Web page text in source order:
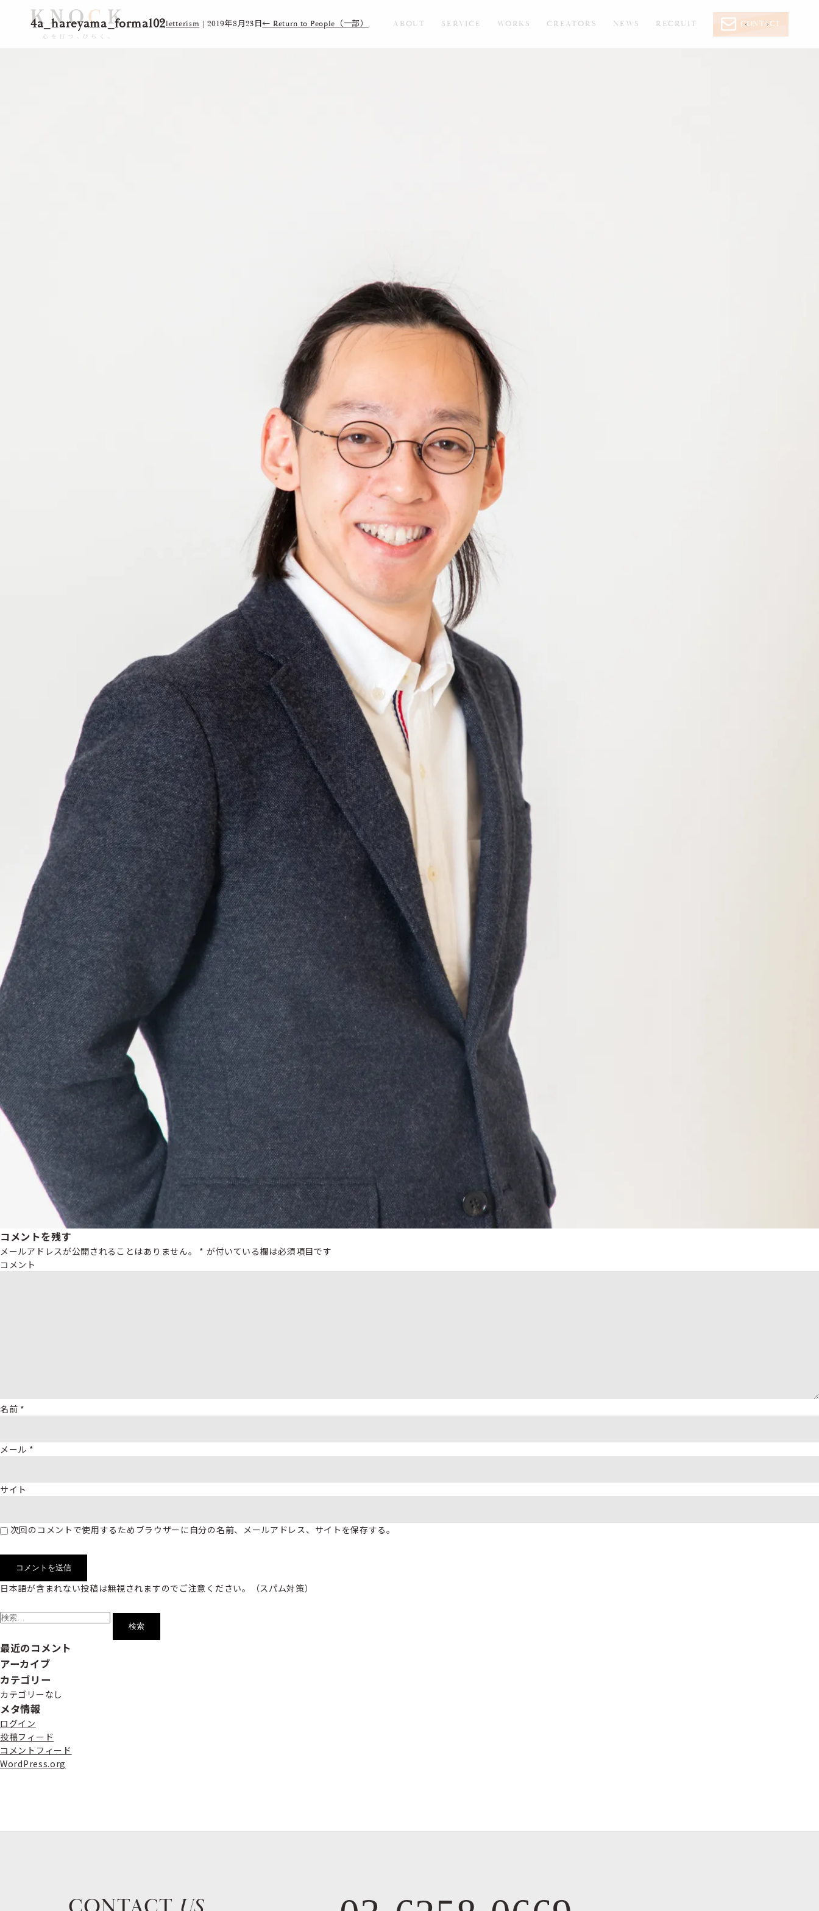
ABOUT SERVICE WORKS CREATORS NEWS RECRUIT CONTACT
4a_hareyama_formal02letterism |2019年8月23日← Return to People（一部） ‹ ›
コメントを残す
メールアドレスが公開されることはありません。 * が付いている欄は必須項目です
コメント
名前 *
メール *
サイト
次回のコメントで使用するためブラウザーに自分の名前、メールアドレス、サイトを保存する。
日本語が含まれない投稿は無視されますのでご注意ください。（スパム対策）
索:
最近のコメント
アーカイブ
カテゴリー
カテゴリーなし
メタ情報
ログイン
投稿フィード
コメントフィード
WordPress.org